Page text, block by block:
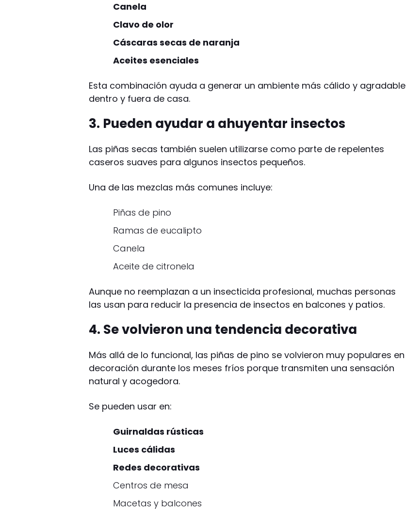
Canela
Clavo de olor
Cáscaras secas de naranja
Aceites esenciales
Esta combinación ayuda a generar un ambiente más cálido y agradable
dentro y fuera de casa.
3. Pueden ayudar a ahuyentar insectos
Las piñas secas también suelen utilizarse como parte de repelentes
caseros suaves para algunos insectos pequeños.
Una de las mezclas más comunes incluye:
Piñas de pino
Ramas de eucalipto
Canela
Aceite de citronela
Aunque no reemplazan a un insecticida profesional, muchas personas
las usan para reducir la presencia de insectos en balcones y patios.
4. Se volvieron una tendencia decorativa
Más allá de lo funcional, las piñas de pino se volvieron muy populares en
decoración durante los meses fríos porque transmiten una sensación
natural y acogedora.
Se pueden usar en:
Guirnaldas rústicas
Luces cálidas
Redes decorativas
Centros de mesa
Macetas y balcones